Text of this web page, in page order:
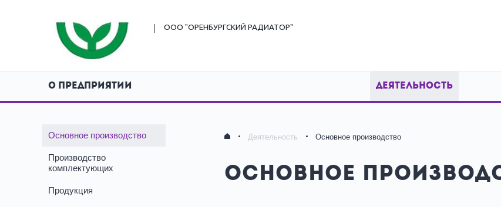
ООО "ОРЕНБУРГСКИЙ РАДИАТОР"
О ПРЕДПРИЯТИИ ДЕЯТЕЛЬНОСТЬ
Основное производство
Производство
комплектующих
Продукция
Деятельность Основное производство
Основное